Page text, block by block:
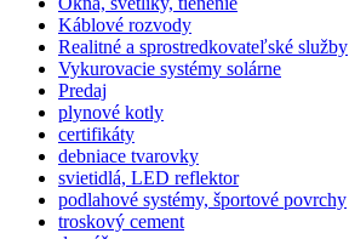
Káblové rozvody
Realitné a sprostredkovateľské služby
Vykurovacie systémy solárne
Predaj
plynové kotly
certifikáty
debniace tvarovky
svietidlá, LED reflektor
podlahové systémy, športové povrchy
troskový cement